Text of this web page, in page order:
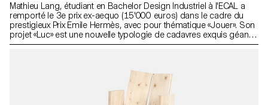
Mathieu Lang, étudiant en Bachelor Design Industriel à l'ECAL a
remporté le 3e prix ex-aequo (15'000 euros) dans le cadre du
prestigieux Prix Emile Hermès, avec pour thématique «Jouer». Son
projet «Luc» est une nouvelle typologie de cadavres exquis géants.
Projet réalisé dans le cadre du Prix Emile Hermès avec le soutien